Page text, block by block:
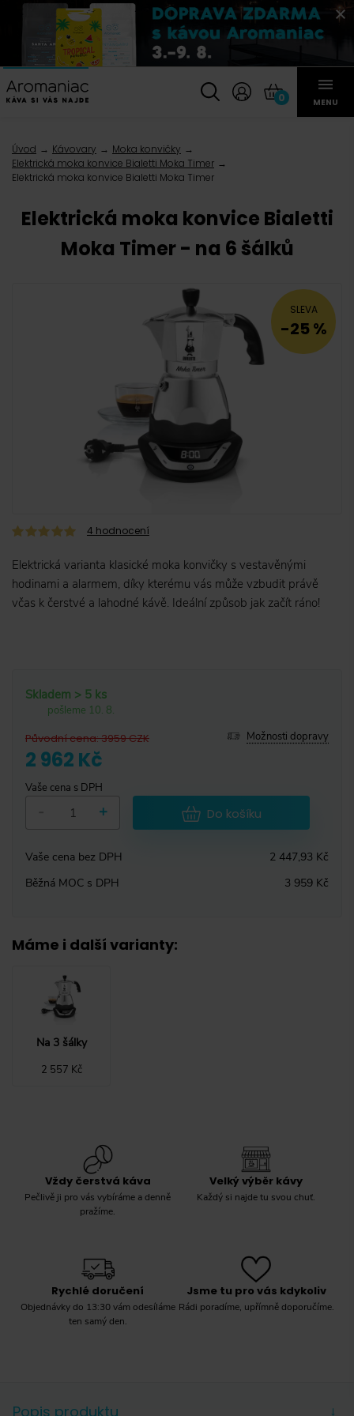
0 MENU
Úvod Kávovary
Moka konvičky
Elektrická moka konvice Bialetti Moka Timer
Elektrická moka konvice Bialetti Moka Timer
Elektrická moka konvice Bialetti
Moka Timer - na 6 šálků
SLEVA
-25 %
4 hodnocení
Elektrická varianta klasické moka konvičky s vestavěnými
hodinami a alarmem, díky kterému vás může vzbudit právě
včas k čerstvé a lahodné kávě. Ideální způsob jak začít ráno!
Skladem > 5 ks
pošleme 10. 8.
Původní cena:3959CZK
2 962 Kč
Vaše cena s DPH
Možnosti dopravy
+ Do košíku
Vaše cena bez DPH
2 447,93 Kč
Běžná MOC s DPH
3 959 Kč
Máme i další varianty:
Na 3 šálky
2 557 Kč
Vždy čerstvá káva
Pečlivě ji pro vás vybíráme a denně
pražíme.
Velký výběr kávy
Každý si najde tu svou chuť.
Rychlé doručení
Objednávky do 13:30 vám odesíláme
ten samý den.
Jsme tu pro vás kdykoliv
Rádi poradíme, upřímně doporučíme.
Popis produktu →